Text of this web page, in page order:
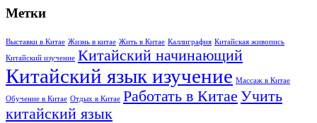
Метки
Выставки в Китае Жизнь в китае Жить в Китае Каллиграфия Китайская живопись
Китайский изучение Китайский начинающий
Китайский язык изучение Массаж в Китае
Обучение в Китае Отдых в Китае Работать в Китае Учить
китайский язык